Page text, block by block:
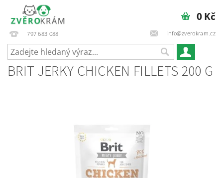
797 683 088 info@zverokram.cz
0 Kč
BRIT JERKY CHICKEN FILLETS 200 G